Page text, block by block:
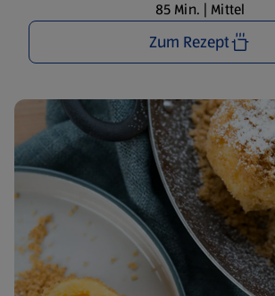
85 Min. | Mittel
Zum Rezept